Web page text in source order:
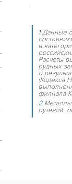
1Данные о
в
Расчеты
рудных
о
(Кодекса
филиала
2Металлы
рутений,